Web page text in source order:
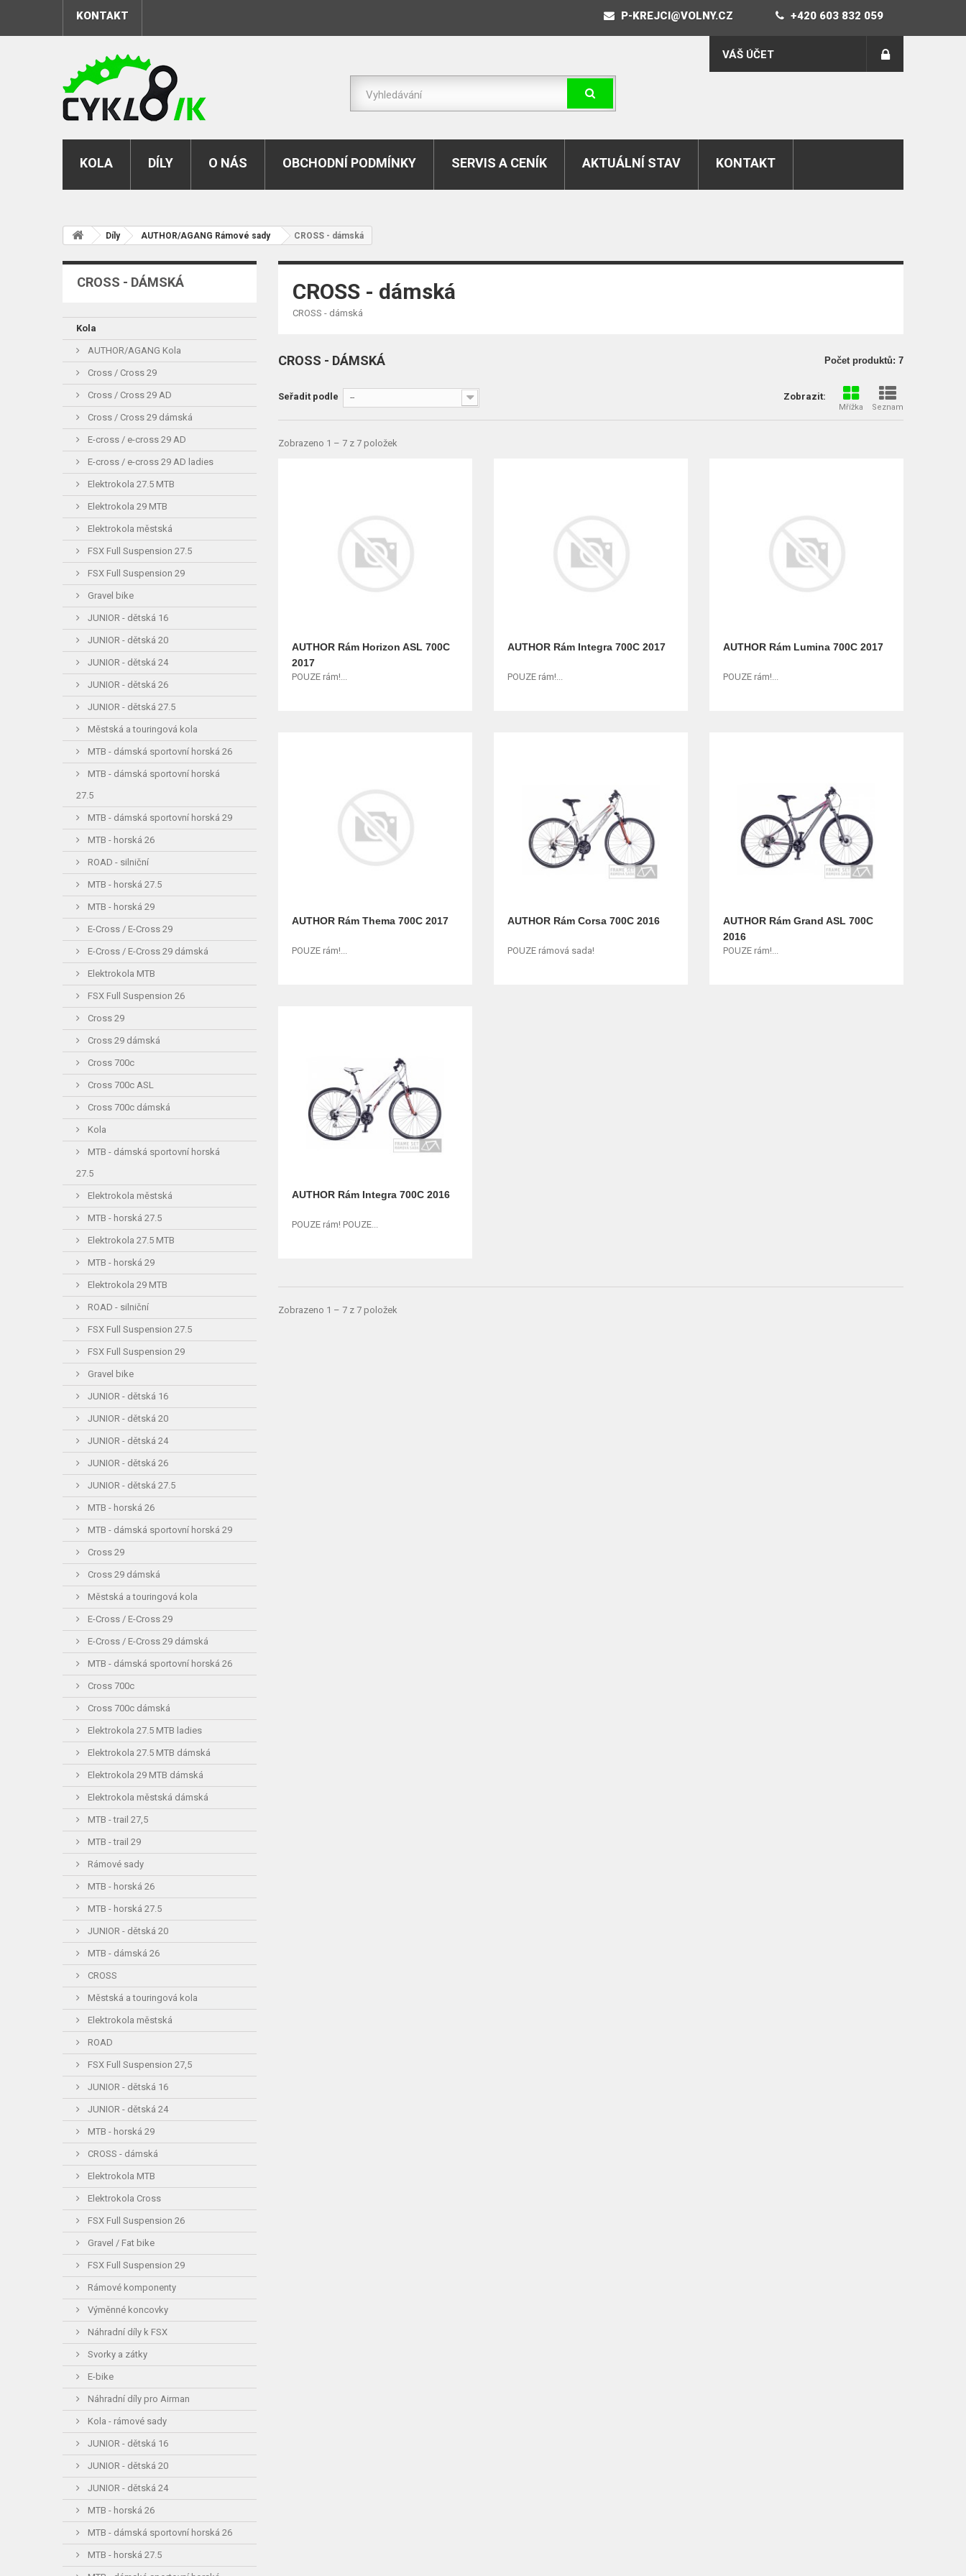
KONTAKT P-KREJCI@VOLNY.CZ +420 603 832 059
VÁŠ ÚČET
KOLA DÍLY O NÁS OBCHODNÍ PODMÍNKY SERVIS A CENÍK AKTUÁLNÍ STAV KONTAKT
Díly AUTHOR/AGANG Rámové sady CROSS - dámská
CROSS - DÁMSKÁ
Kola
AUTHOR/AGANG Kola
Cross / Cross 29
Cross / Cross 29 AD
Cross / Cross 29 dámská
E-cross / e-cross 29 AD
E-cross / e-cross 29 AD ladies
Elektrokola 27.5 MTB
Elektrokola 29 MTB
Elektrokola městská
FSX Full Suspension 27.5
FSX Full Suspension 29
Gravel bike
JUNIOR - dětská 16
JUNIOR - dětská 20
JUNIOR - dětská 24
JUNIOR - dětská 26
JUNIOR - dětská 27.5
Městská a touringová kola
MTB - dámská sportovní horská 26
MTB - dámská sportovní horská
27.5
MTB - dámská sportovní horská 29
MTB - horská 26
ROAD - silniční
MTB - horská 27.5
MTB - horská 29
E-Cross / E-Cross 29
E-Cross / E-Cross 29 dámská
Elektrokola MTB
FSX Full Suspension 26
Cross 29
Cross 29 dámská
Cross 700c
Cross 700c ASL
Cross 700c dámská
Kola
MTB - dámská sportovní horská
27.5
Elektrokola městská
MTB - horská 27.5
Elektrokola 27.5 MTB
MTB - horská 29
Elektrokola 29 MTB
ROAD - silniční
FSX Full Suspension 27.5
FSX Full Suspension 29
Gravel bike
JUNIOR - dětská 16
JUNIOR - dětská 20
JUNIOR - dětská 24
JUNIOR - dětská 26
JUNIOR - dětská 27.5
MTB - horská 26
MTB - dámská sportovní horská 29
Cross 29
Cross 29 dámská
Městská a touringová kola
E-Cross / E-Cross 29
E-Cross / E-Cross 29 dámská
MTB - dámská sportovní horská 26
Cross 700c
Cross 700c dámská
Elektrokola 27.5 MTB ladies
Elektrokola 27.5 MTB dámská
Elektrokola 29 MTB dámská
Elektrokola městská dámská
MTB - trail 27,5
MTB - trail 29
Rámové sady
MTB - horská 26
MTB - horská 27.5
JUNIOR - dětská 20
MTB - dámská 26
CROSS
Městská a touringová kola
Elektrokola městská
ROAD
FSX Full Suspension 27,5
JUNIOR - dětská 16
JUNIOR - dětská 24
MTB - horská 29
CROSS - dámská
Elektrokola MTB
Elektrokola Cross
FSX Full Suspension 26
Gravel / Fat bike
FSX Full Suspension 29
Rámové komponenty
Výměnné koncovky
Náhradní díly k FSX
Svorky a zátky
E-bike
Náhradní díly pro Airman
Kola - rámové sady
JUNIOR - dětská 16
JUNIOR - dětská 20
JUNIOR - dětská 24
MTB - horská 26
MTB - dámská sportovní horská 26
MTB - horská 27.5
CROSS - dámská
CROSS - dámská
CROSS - DÁMSKÁ Počet produktů: 7
Zobrazit:
Mřížka Seznam
Seřadit podle --
Zobrazeno 1 – 7 z 7 položek
AUTHOR Rám Horizon ASL 700C
2017
POUZE rám!...
AUTHOR Rám Integra 700C 2017
POUZE rám!...
AUTHOR Rám Lumina 700C 2017
POUZE rám!...
AUTHOR Rám Thema 700C 2017
POUZE rám!...
AUTHOR Rám Corsa 700C 2016
POUZE rámová sada!
AUTHOR Rám Grand ASL 700C
2016
POUZE rám!...
AUTHOR Rám Integra 700C 2016
POUZE rám! POUZE...
Zobrazeno 1 – 7 z 7 položek